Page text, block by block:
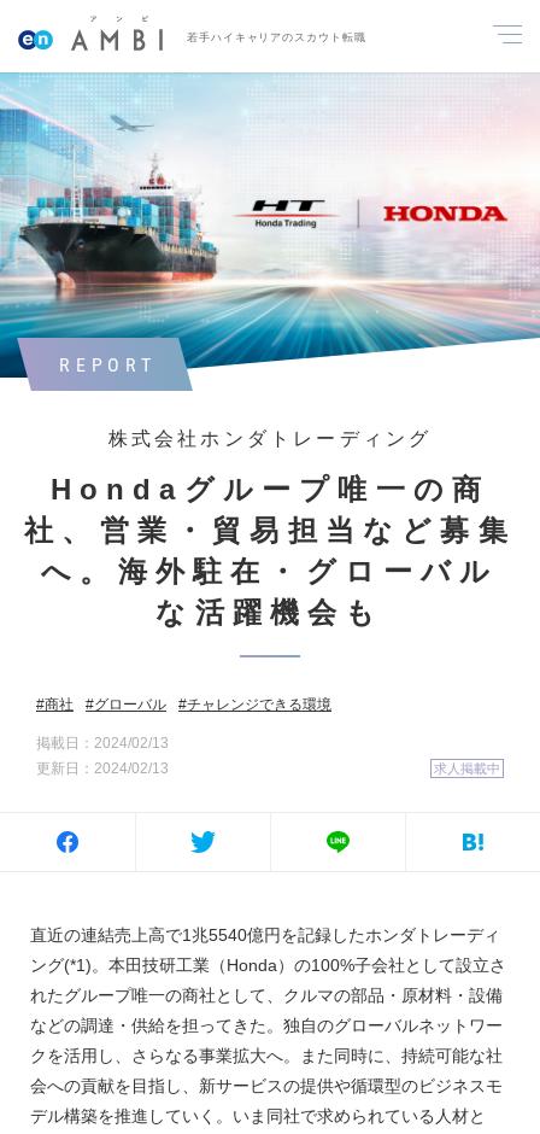
若手ハイキャリアのスカウト転職
REPORT
株式会社ホンダトレーディング
Hondaグループ唯一の商
社、営業・貿易担当など募集
へ。海外駐在・グローバル
な活躍機会も
商社 グローバル チャレンジできる環境
掲載日：2024/02/13
更新日：2024/02/13
求人掲載中
直近の連結売上高で1兆5540億円を記録したホンダトレーディ
ング(*1)。本田技研工業（Honda）の100%子会社として設立さ
れたグループ唯一の商社として、クルマの部品・原材料・設備
などの調達・供給を担ってきた。独自のグローバルネットワー
クを活用し、さらなる事業拡大へ。また同時に、持続可能な社
会への貢献を目指し、新サービスの提供や循環型のビジネスモ
デル構築を推進していく。いま同社で求められている人材と